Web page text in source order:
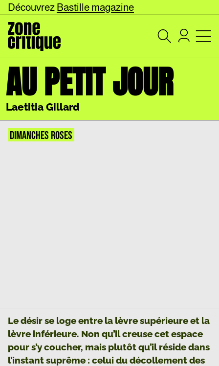
Découvrez Bastille magazine
AU PETIT JOUR
Laetitia Gillard
DIMANCHES ROSES
Le désir se loge entre la lèvre supérieure et la
lèvre inférieure. Non qu’il creuse cet espace
pour s’y coucher, mais plutôt qu’il réside dans
l’instant suprême : celui du décollement des